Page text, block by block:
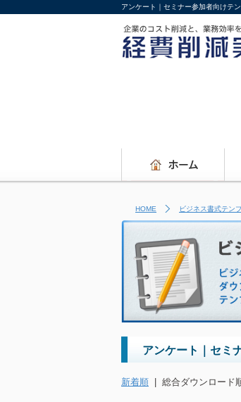
アンケート｜セミナー参加者向けテ
HOME ビジネス書式テン
アンケート｜セミ
新着順 | 総合ダウンロード